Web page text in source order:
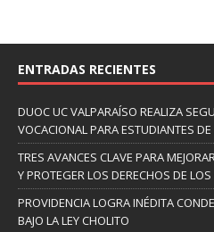
ENTRADAS RECIENTES
DUOC UC VALPARAÍSO REALIZA
VOCACIONAL PARA ESTUDIANTES
TRES AVANCES CLAVE PARA
Y PROTEGER LOS DERECHOS DE
PROVIDENCIA LOGRA INÉDITA
BAJO LA LEY CHOLITO